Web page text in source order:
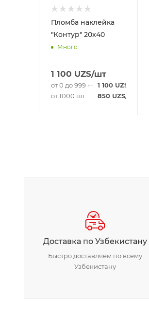
Пломба наклейка
"Контур" 20x40
Много
1 100 UZS/шт
от 0 до 999 шт 1 100UZS
от 1000 шт
850UZS/шт
Доставка по Узбекистану
Быстро доставляем по всему
Узбекистану